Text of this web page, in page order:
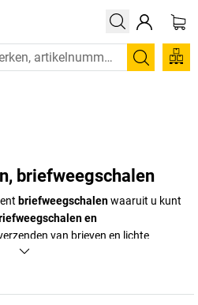
Zoeken
briefweegschalen
briefweegschalenwaaruit u kunt
en
van brieven en lichte
industriële weegschalen van